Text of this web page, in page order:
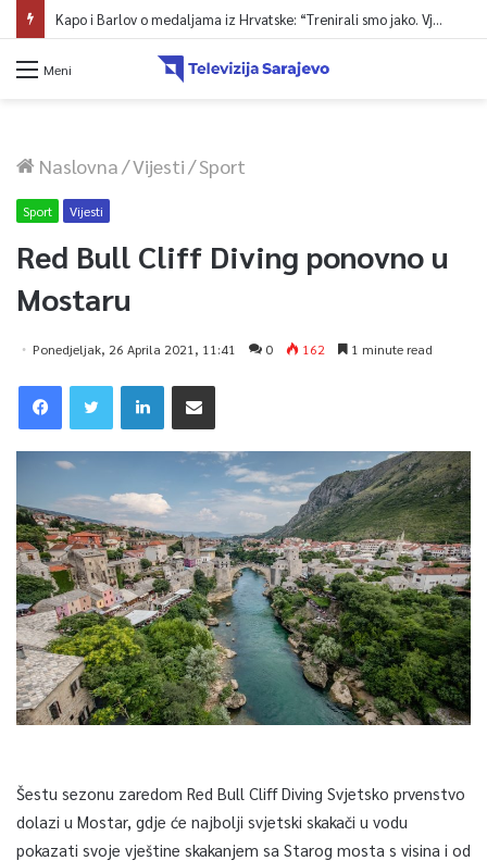
Kapo i Barlov o medaljama iz Hrvatske: “Trenirali smo jako. Vjerovali smo”
Meni
Naslovna/Vijesti/Sport
Sport Vijesti
Red Bull Cliff Diving ponovno u
Mostaru
Ponedjeljak, 26 Aprila 2021, 11:41 0 162 1 minute read
Šestu sezonu zaredom Red Bull Cliff Diving Svjetsko prvenstvo
dolazi u Mostar, gdje će najbolji svjetski skakači u vodu
pokazati svoje vještine skakanjem sa Starog mosta s visina i od